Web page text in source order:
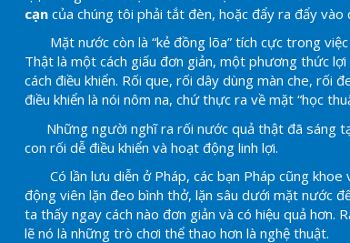
cạn của chúng tôi phải tắt đèn, hoặc đẩy ra đẩy vào
Mặt nước còn là “kẻ đồng lõa” tích cực trong
Thật là một cách giấu đơn giản, một phương thức
cách điều khiển. Rối que, rối dây dùng màn che, rối
điều khiển là nói nôm na, chứ thực ra về mặt “học
Những người nghĩ ra rối nước quả thật đã sáng
con rối dễ điều khiển và hoạt động linh lợi.
Có lần lưu diễn ở Pháp, các bạn Pháp cũng khoe
động viên lặn đeo bình thở, lặn sâu dưới mặt nước
ta thấy ngay cách nào đơn giản và có hiệu quả hơn.
lẽ nó là những trò chơi thể thao hơn là nghệ thuật.